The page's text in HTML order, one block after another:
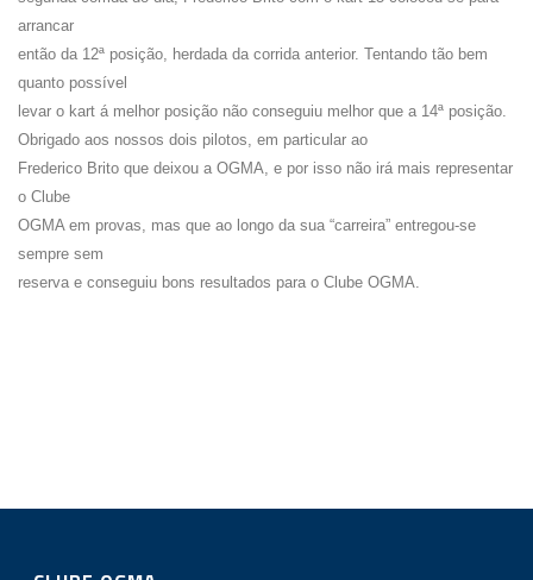
arrancar
então da 12ª posição, herdada da corrida anterior. Tentando tão bem
quanto possível
levar o kart á melhor posição não conseguiu melhor que a 14ª posição.
Obrigado aos nossos dois pilotos, em particular ao
Frederico Brito que deixou a OGMA, e por isso não irá mais representar
o Clube
OGMA em provas, mas que ao longo da sua “carreira” entregou-se
sempre sem
reserva e conseguiu bons resultados para o Clube OGMA.